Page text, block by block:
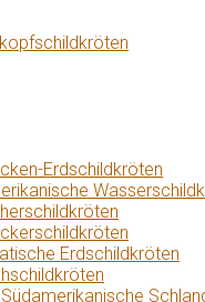
Erdschildkröten
Erdschildkröten